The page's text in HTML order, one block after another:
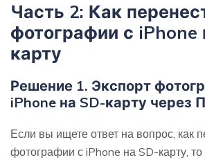
Часть 2: Как
фотографии с iPhone
карту
Решение 1. Экспорт
iPhone на SD-карту через
Если вы ищете ответ на вопрос, как
фотографии с iPhone на SD-карту, то